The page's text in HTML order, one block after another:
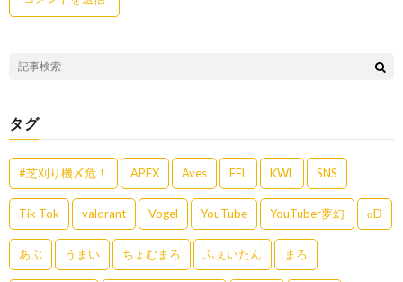
タグ
#芝刈り機〆危！ APEX Aves FFL KWL SNS
Tik Tok valorant Vogel YouTube YouTuber夢幻 αD
あぶ うまい ちょむまろ ふぇいたん まろ